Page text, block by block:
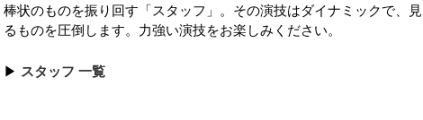
棒状のものを振り回す「スタッフ」。その演技はダイナミックで、見
るものを圧倒します。力強い演技をお楽しみください。
スタッフ 一覧